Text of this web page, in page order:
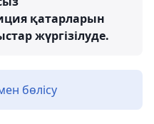
қатарларын
жүргізілуде.
бөлісу